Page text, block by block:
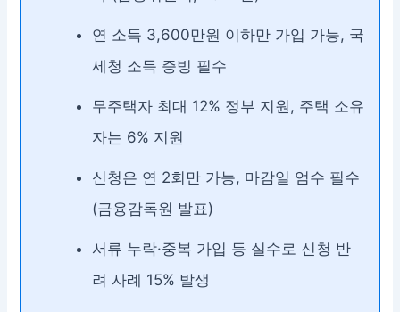
연 소득 3,600만원 이하만 가입 가능, 국
세청 소득 증빙 필수
무주택자 최대 12% 정부 지원, 주택 소유
자는 6% 지원
신청은 연 2회만 가능, 마감일 엄수 필수
(금융감독원 발표)
서류 누락·중복 가입 등 실수로 신청 반
려 사례 15% 발생